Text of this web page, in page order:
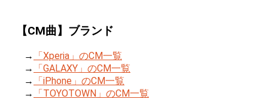
【CM曲】ブランド
→
「Xperia」のCM一覧
→
「GALAXY」のCM一覧
→
「iPhone」のCM一覧
→
「TOYOTOWN」のCM一覧